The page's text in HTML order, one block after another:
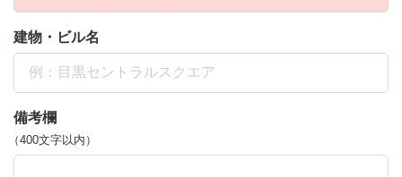
建物・ビル名
備考欄
（400文字以内）